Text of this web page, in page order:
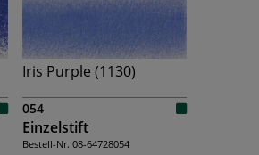
Iris Purple (1130)
054
Einzelstift
Bestell-Nr. 08-64728054